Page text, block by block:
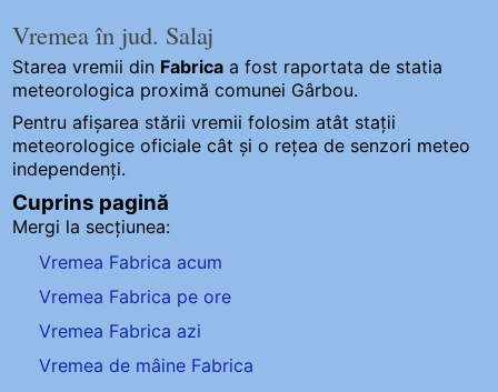
Vremea în jud. Salaj
Starea vremii din Fabrica a fost raportata de statia
meteorologica proximă comunei Gârbou.
Pentru afișarea stării vremii folosim atât stații
meteorologice oficiale cât și o rețea de senzori meteo
independenți.
Cuprins pagină
Mergi la secțiunea:
Vremea Fabrica acum
Vremea Fabrica pe ore
Vremea Fabrica azi
Vremea de mâine Fabrica